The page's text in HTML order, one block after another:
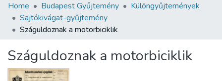
Communities & Collections
All of DSpace
About us
Home Budapest Gyűjtemény
Különgyűjtemények
Sajtókivágat-gyűjtemény
Száguldoznak a motorbiciklik
Száguldoznak a motorbiciklik